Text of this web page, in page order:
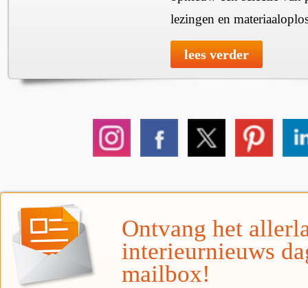
lezingen en
lees verder
Ontvang het
interieurnieuws
mailbox!